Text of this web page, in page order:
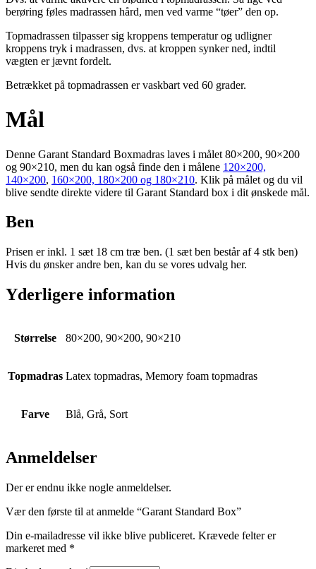
berøring føles madrassen hård, men ved varme “tøer” den op.
Topmadrassen tilpasser sig kroppens temperatur og udligner
kroppens tryk i madrassen, dvs. at kroppen synker ned, indtil
vægten er jævnt fordelt.
Betrækket på topmadrassen er vaskbart ved 60 grader.
Mål
Denne Garant Standard Boxmadras laves i målet 80×200, 90×200
og 90×210, men du kan også finde den i målene 120×200,
140×200, 160×200, 180×200 og 180×210. Klik på målet og du vil
blive sendte direkte videre til Garant Standard box i dit ønskede mål.
Ben
Prisen er inkl. 1 sæt 18 cm træ ben. (1 sæt ben består af 4 stk ben)
Hvis du ønsker andre ben, kan du se vores udvalg her.
Yderligere information
Størrelse 80×200, 90×200, 90×210
Topmadras Latex topmadras, Memory foam topmadras
Farve Blå, Grå, Sort
Anmeldelser
Der er endnu ikke nogle anmeldelser.
Vær den første til at anmelde “Garant Standard Box”
Din e-mailadresse vil ikke blive publiceret. Krævede felter er
markeret med *